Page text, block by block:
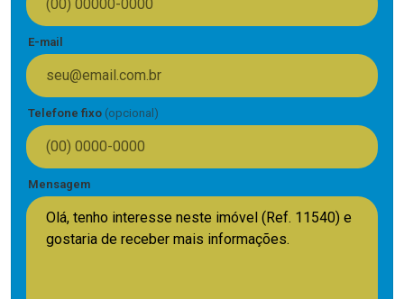
E-mail
Telefone fixo (opcional)
Mensagem